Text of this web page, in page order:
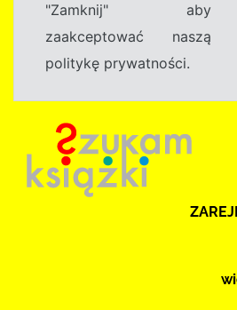
"Zamknij" aby
zaakceptować naszą
politykę prywatności.